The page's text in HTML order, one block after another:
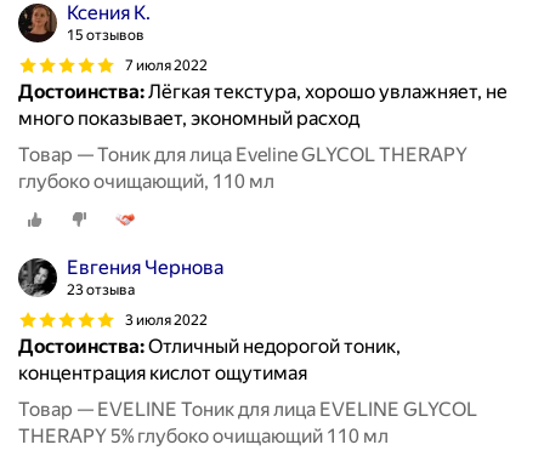
Ксения К.
15 отзывов
7 июля 2022
Достоинства:Лёгкая текстура, хорошо увлажняет, не
много показывает, экономный расход
Товар — Тоник для лица Eveline GLYCOL THERAPY
глубоко очищающий, 110 мл
Евгения Чернова
23 отзыва
3 июля 2022
Достоинства:Отличный недорогой тоник,
концентрация кислот ощутимая
Товар — EVELINE Тоник для лица EVELINE GLYCOL
THERAPY 5% глубоко очищающий 110 мл